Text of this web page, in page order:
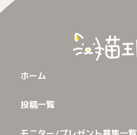
ホーム
投稿一覧